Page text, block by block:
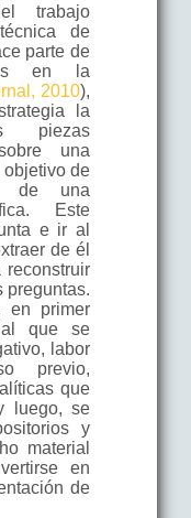
trabajo
de
parte de
en la
2010),
la
piezas
una
objetivo de
de una
Este
e ir al
de él
reconstruir
preguntas.
en primer
que se
labor
previo,
que
luego, se
y
material
en
de